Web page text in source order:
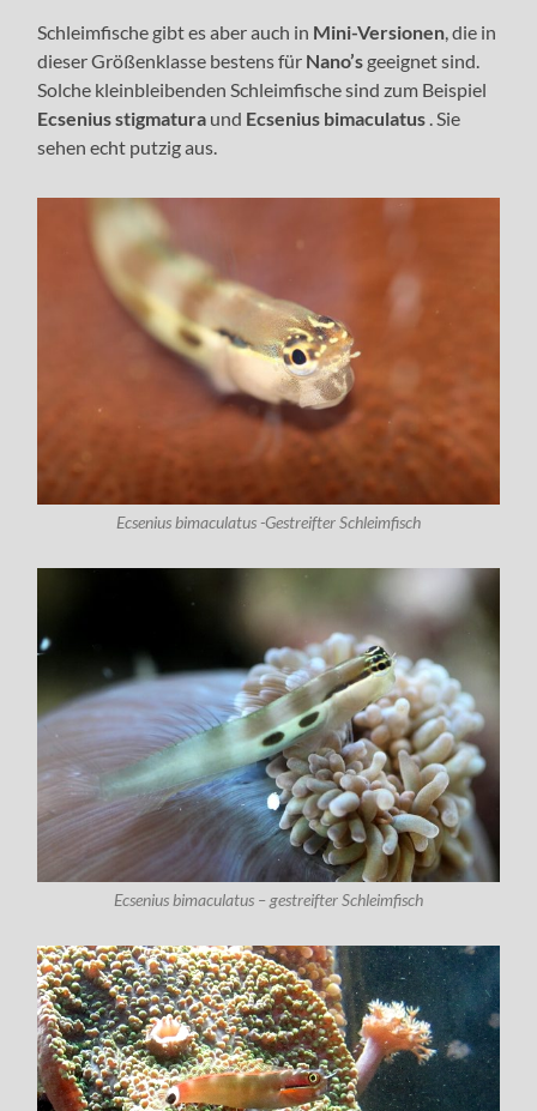
Schleimfische gibt es aber auch in Mini-Versionen, die in
dieser Größenklasse bestens für Nano’s geeignet sind.
Solche kleinbleibenden Schleimfische sind zum Beispiel
Ecsenius stigmatura und Ecsenius bimaculatus . Sie
sehen echt putzig aus.
Ecsenius bimaculatus -Gestreifter Schleimfisch
Ecsenius bimaculatus – gestreifter Schleimfisch